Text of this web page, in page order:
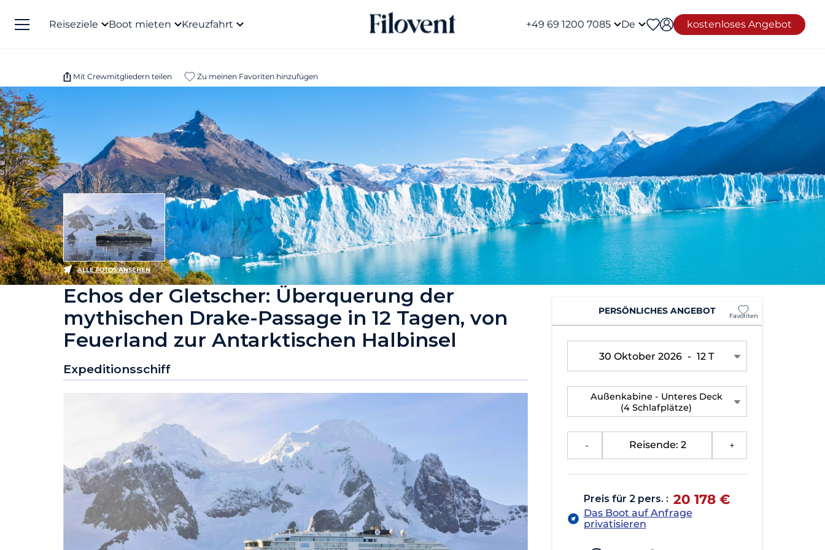
Reiseziele Boot mieten Kreuzfahrt +49 69 1200 7085 De kostenloses Angebot
Mit Crewmitgliedern teilen Zu meinen Favoriten hinzufügen
ALLE FOTOS ANSEHEN
Echos der Gletscher: Überquerung der
mythischen Drake-Passage in 12 Tagen, von
Feuerland zur Antarktischen Halbinsel
Expeditionsschiff
PERSÖNLICHES ANGEBOT Favoriten
30 Oktober 2026 - 12 T
Außenkabine - Unteres Deck
(4 Schlafplätze)
Reisende: 2
Preis für 2 pers. : 20 178 €
Das Boot auf Anfrage
privatisieren